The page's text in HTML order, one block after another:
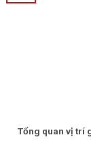
Tổng quan vị trí